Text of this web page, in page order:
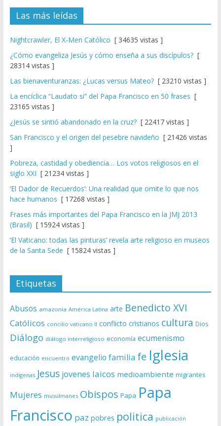
Las más leídas
Nightcrawler, El X-Men Católico [ 34635 vistas ]
¿Cómo evangeliza Jesús y cómo enseña a sus discípulos?[
28314 vistas ]
Las bienaventuranzas: ¿Lucas versus Mateo?[ 23210 vistas ]
La encíclica “Laudato si” del Papa Francisco en 50 frases [
23165 vistas ]
¿Jesús se sintió abandonado en la cruz?[ 22417 vistas ]
San Francisco y el origen del pesebre navideño [ 21426 vistas
]
Pobreza, castidad y obediencia… Los votos religiosos en el
siglo XXI [ 21234 vistas ]
‘El Dador de Recuerdos’: Una realidad que omite lo que nos
hace humanos [ 17268 vistas ]
Frases más importantes del Papa Francisco en la JMJ 2013
(Brasil) [ 15924 vistas ]
‘El Vaticano: todas las pinturas’ revela arte religioso en museos
de la Santa Sede [ 15824 vistas ]
Etiquetas
Abusos amazonía América Latina arte Benedicto XVI
Católicos concilio vaticano II conflicto cristianos cultura Dios
Diálogo diálogo interreligioso economía ecumenismo
educación encuentro evangelio familia fe Iglesia
indígenas Jesus jovenes laicos medioambiente migrantes
Mujeres musulmanes Obispos Papa Papa
Francisco paz pobres politica publicación